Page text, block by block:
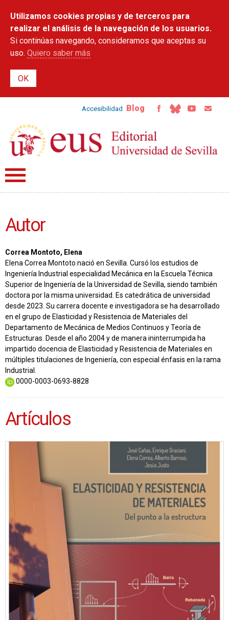
contenido
principal
Utilizamos cookies propias y de terceros para
realizar el análisis de la navegación de los usuarios.
Si continúas navegando, consideramos que aceptas su
uso. Quiero saber más
Accesibilidad Blog
Autor
Correa Montoto, Elena
Elena Correa Montoto nació en Sevilla. Cursó los estudios de
Ingeniería Industrial especialidad Mecánica en la Escuela Técnica
Superior de Ingeniería de la Universidad de Sevilla, siendo también
doctora por la misma universidad. Es catedrática de universidad
desde 2023. Su carrera docente e investigadora se ha desarrollado
en el grupo de Elasticidad y Resistencia de Materiales del
Departamento de Mecánica de Medios Continuos y Teoría de
Estructuras. Desde el año 2004 y de manera ininterrumpida ha
impartido docencia de Elasticidad y Resistencia de Materiales en
múltiples titulaciones de Ingeniería, con especial énfasis en la rama
Industrial.
0000-0003-0693-8828
Artículos